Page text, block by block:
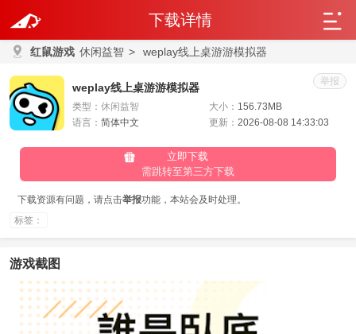
下载详情
红鼠游戏 休闲益智 > weplay线上桌游游模拟器
weplay线上桌游游模拟器
类型： 休闲益智 大小： 156.73MB
语言： 简体中文 更新：2026-08-08 14:33:03
举报
立即下载
需跳转至第三方下载
下载资源有问题，请点击举报功能，本站会及时处理。
标签：
游戏截图